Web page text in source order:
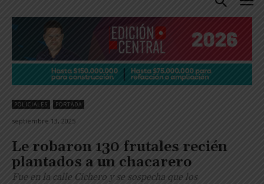
POLICIALES PORTADA
septiembre 13, 2025
Le robaron 130 frutales recién
plantados a un chacarero
Fue en la calle Cichero y se sospecha que los